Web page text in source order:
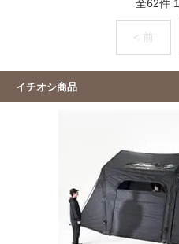
全62件 1
< 前
イチオシ商品